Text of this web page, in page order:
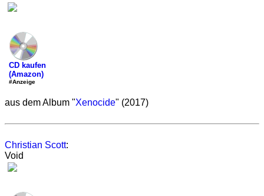
CD kaufen
(Amazon)
#Anzeige
aus dem Album "Xenocide" (2017)
Christian Scott:
Void